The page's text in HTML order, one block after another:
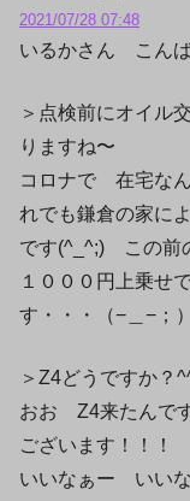
2021/07/28 07:48
いるかさん こん
＞点検前にオイル
りますね〜
コロナで 在宅な
れでも鎌倉の家に
です(^_^;) この前
１０００円上乗
す・・・（−＿−；
＞Z4どうですか？
おお Z4来たんで
ございます！！！
いいなぁー いい